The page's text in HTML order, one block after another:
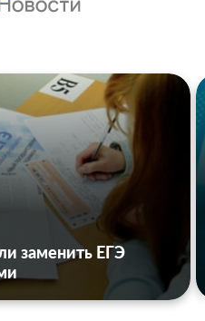
заменить ЕГЭ